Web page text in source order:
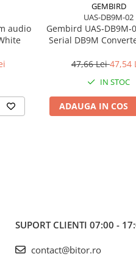
audio
GEMBIRD
UAS-DB9M-02
Gembird
Serial DB9M
47,66 Lei47,54
IN STOC
ADAUGA IN COS
SUPORT CLIENTI 07:00 -
contact@bitor.ro